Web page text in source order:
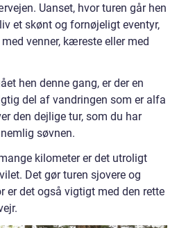
Uanset, hvor turen går hen
et skønt og fornøjeligt eventyr,
venner, kæreste eller med
hen denne gang, er der en
del af vandringen som er alfa
den dejlige tur, som du har
søvnen.
kilometer er det utroligt
Det gør turen sjovere og
er det også vigtigt med den rette